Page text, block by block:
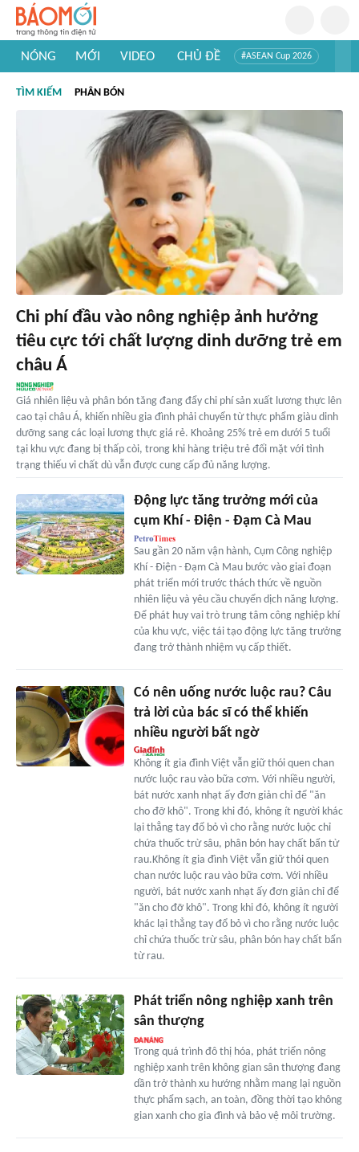
NÓNG MỚI VIDEO CHỦ ĐỀ #ASEAN Cup 2026
#Khám phá thế giới
TÌM KIẾM PHÂN BÓN
Chi phí đầu vào nông nghiệp ảnh hưởng
tiêu cực tới chất lượng dinh dưỡng trẻ em
châu Á
Giá nhiên liệu và phân bón tăng đang đẩy chi phí sản xuất lương thực lên
cao tại châu Á, khiến nhiều gia đình phải chuyển từ thực phẩm giàu dinh
dưỡng sang các loại lương thực giá rẻ. Khoảng 25% trẻ em dưới 5 tuổi
tại khu vực đang bị thấp còi, trong khi hàng triệu trẻ đối mặt với tình
trạng thiếu vi chất dù vẫn được cung cấp đủ năng lượng.
Động lực tăng trưởng mới của
cụm Khí - Điện - Đạm Cà Mau
Sau gần 20 năm vận hành, Cụm Công nghiệp
Khí - Điện - Đạm Cà Mau bước vào giai đoạn
phát triển mới trước thách thức về nguồn
nhiên liệu và yêu cầu chuyển dịch năng lượng.
Để phát huy vai trò trung tâm công nghiệp khí
của khu vực, việc tái tạo động lực tăng trưởng
đang trở thành nhiệm vụ cấp thiết.
Có nên uống nước luộc rau? Câu
trả lời của bác sĩ có thể khiến
nhiều người bất ngờ
Không ít gia đình Việt vẫn giữ thói quen chan
nước luộc rau vào bữa cơm. Với nhiều người,
bát nước xanh nhạt ấy đơn giản chỉ để "ăn
cho đỡ khô". Trong khi đó, không ít người khác
lại thẳng tay đổ bỏ vì cho rằng nước luộc chỉ
chứa thuốc trừ sâu, phân bón hay chất bẩn từ
rau.Không ít gia đình Việt vẫn giữ thói quen
chan nước luộc rau vào bữa cơm. Với nhiều
người, bát nước xanh nhạt ấy đơn giản chỉ để
"ăn cho đỡ khô". Trong khi đó, không ít người
khác lại thẳng tay đổ bỏ vì cho rằng nước luộc
chỉ chứa thuốc trừ sâu, phân bón hay chất bẩn
từ rau.
Phát triển nông nghiệp xanh trên
sân thượng
Trong quá trình đô thị hóa, phát triển nông
nghiệp xanh trên không gian sân thượng đang
dần trở thành xu hướng nhằm mang lại nguồn
thực phẩm sạch, an toàn, đồng thời tạo không
gian xanh cho gia đình và bảo vệ môi trường.